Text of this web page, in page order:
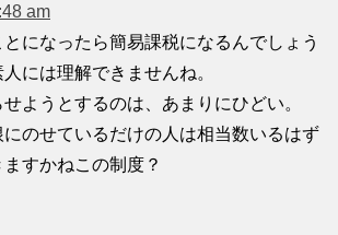
am
になったら簡易課税になるんでしょう
には理解できませんね。
ようとするのは、あまりにひどい。
のせているだけの人は相当数いるはず
すかねこの制度？